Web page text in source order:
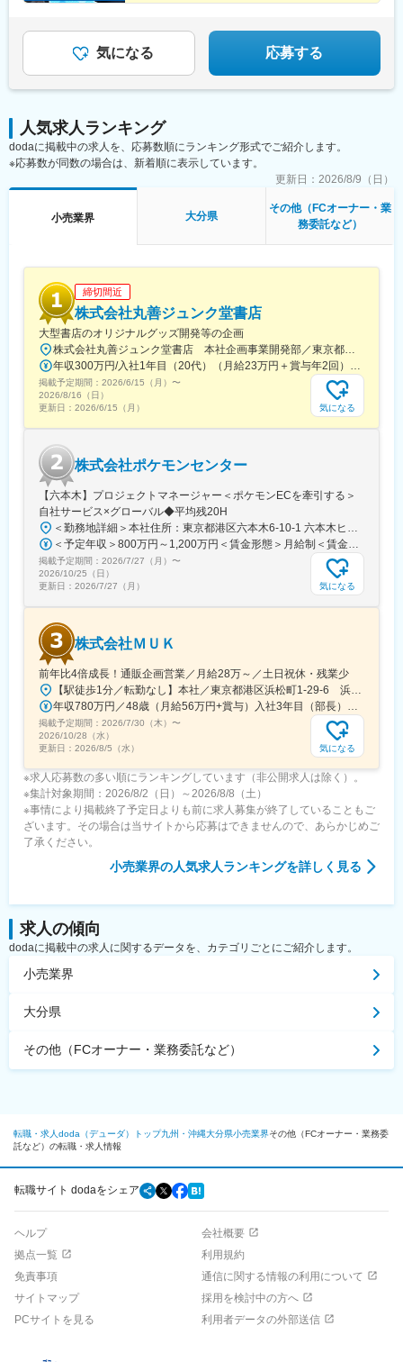
市・愛媛県松山市・高知県高知市■九州福岡県福岡市・佐賀県佐賀
気になる 応募する
人気求人ランキング
dodaに掲載中の求人を、応募数順にランキング形式でご紹介します。
※応募数が同数の場合は、新着順に表示しています。
更新日： 2026/8/9（日）
小売業界 大分県
その他（FCオーナー・業
務委託など）
締切間近
株式会社丸善ジュンク堂書店
大型書店のオリジナルグッズ開発等の企画
株式会社丸善ジュンク堂書店 本社企画事業開発部／東京都中央区新川1-28-23 東京ダイヤビルディング5号館9階★東京メトロ「茅場町駅」徒歩8分★JR・東京メトロ「八丁堀駅」（B4出口）徒歩5分
年収300万円/入社1年目（20代）（月給23万円＋賞与年2回） 年収390万円/入社5年目（30代）（月給30万円＋賞与年2回）
掲載予定期間： 2026/6/15（月） 〜
2026/8/16（日）
更新日： 2026/6/15（月） 気になる
株式会社ポケモンセンター
【六本木】プロジェクトマネージャー＜ポケモンECを牽引する＞
自社サービス×グローバル◆平均残20H
＜勤務地詳細＞本社住所：東京都港区六本木6-10-1 六本木ヒルズ森タワー47F受動喫煙対策：屋内全面禁煙変更の範囲：会社の定める事業所（リモートワーク含む）
＜予定年収＞800万円～1,200万円＜賃金形態＞月給制＜賃金内訳＞月額（基本給）：598,822円～837,000円固定残業手当/月：109,011円～163,480円（固定残業時間25時間0分/月）超過した時間外労働の残業手当は追加支給＜月給＞707,833円～1,000,480円（一律手当を含む）＜昇給有無＞有＜残業手当＞有賃金はあくまでも目安の金額であり、選考を通じて上下する可能性があります。月給(月額)は固定手当を含めた表記です。
掲載予定期間： 2026/7/27（月） 〜
2026/10/25（日）
更新日： 2026/7/27（月） 気になる
株式会社ＭＵＫ
前年比4倍成長！通販企画営業／月給28万～／土日祝休・残業少
【駅徒歩1分／転勤なし】本社／東京都港区浜松町1-29-6 浜松町セントラルビル2階＜アクセス＞・都営地下鉄都営浅草線「大門駅」より徒歩1分・JR山手線「浜松町駅」より徒歩2分※受動喫煙対策：屋内禁煙
年収780万円／48歳（月給56万円+賞与）入社3年目（部長） 年収525万円／28歳（月給37.5万円+賞与）入社3年目（課長）
掲載予定期間： 2026/7/30（木） 〜
2026/10/28（水）
更新日： 2026/8/5（水） 気になる
※求人応募数の多い順にランキングしています（非公開求人は除く）。
※集計対象期間：2026/8/2（日）～2026/8/8（土）
※事情により掲載終了予定日よりも前に求人募集が終了していることもご
ざいます。その場合は当サイトから応募はできませんので、あらかじめご
了承ください。
小売業界の人気求人ランキングを詳しく見る
求人の傾向
dodaに掲載中の求人に関するデータを、カテゴリごとにご紹介します。
小売業界
大分県
その他（FCオーナー・業務委託など）
転職・求人doda（デューダ）トップ九州・沖縄大分県小売業界その他（FCオーナー・業務委
託など）の転職・求人情報
転職サイト dodaをシェア
ヘルプ
会社概要
拠点一覧
利用規約
免責事項
通信に関する情報の利用について
サイトマップ
採用を検討中の方へ
PCサイトを見る
利用者データの外部送信